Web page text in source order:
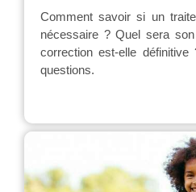
Comment savoir si un
nécessaire ? Quel sera
correction est-elle
questions.